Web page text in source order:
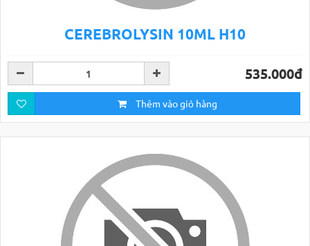
CEREBROLYSIN 10ML H10
535.000đ
Thêm vào giỏ hàng